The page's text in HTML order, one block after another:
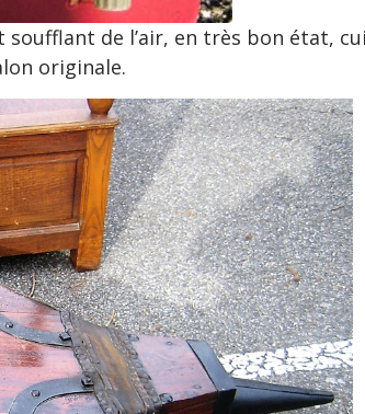
de l’air, en très bon état,
originale.